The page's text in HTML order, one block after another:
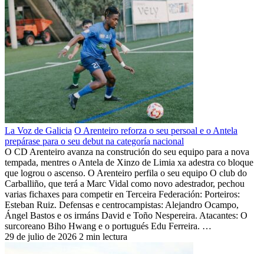
La Voz de Galicia O Arenteiro reforza o seu persoal e o Antela
prepárase para o seu debut na categoría nacional
O CD Arenteiro avanza na construción do seu equipo para a nova
tempada, mentres o Antela de Xinzo de Limia xa adestra co bloque
que logrou o ascenso. O Arenteiro perfila o seu equipo O club do
Carballiño, que terá a Marc Vidal como novo adestrador, pechou
varias fichaxes para competir en Terceira Federación: Porteiros:
Esteban Ruiz. Defensas e centrocampistas: Alejandro Ocampo,
Ángel Bastos e os irmáns David e Toño Nespereira. Atacantes: O
surcoreano Biho Hwang e o portugués Edu Ferreira. …
29 de julio de 2026 2 min lectura